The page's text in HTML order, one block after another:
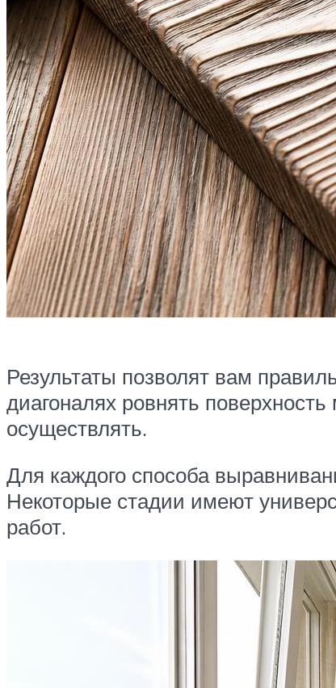
Результаты позволят вам
диагоналях ровнять
осуществлять.
Для каждого способа
Некоторые стадии имеют
работ.